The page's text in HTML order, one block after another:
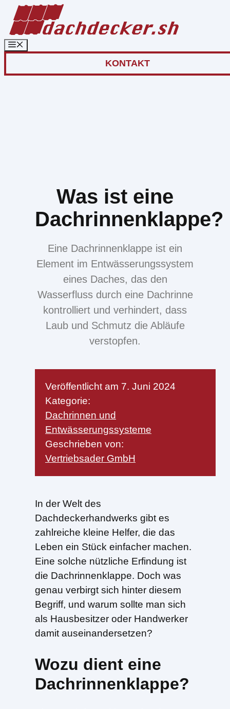
Zum
Inhalt
springen
KONTAKT
Was ist eine
Dachrinnenklappe?
Eine Dachrinnenklappe ist ein
Element im Entwässerungssystem
eines Daches, das den
Wasserfluss durch eine Dachrinne
kontrolliert und verhindert, dass
Laub und Schmutz die Abläufe
verstopfen.
Veröffentlicht am 7. Juni 2024
Kategorie:
Dachrinnen und
Entwässerungssysteme
Geschrieben von:
Vertriebsader GmbH
In der Welt des
Dachdeckerhandwerks gibt es
zahlreiche kleine Helfer, die das
Leben ein Stück einfacher machen.
Eine solche nützliche Erfindung ist
die Dachrinnenklappe. Doch was
genau verbirgt sich hinter diesem
Begriff, und warum sollte man sich
als Hausbesitzer oder Handwerker
damit auseinandersetzen?
Wozu dient eine
Dachrinnenklappe?